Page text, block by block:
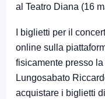
al Teatro Diana (16
I biglietti per il
online sulla
fisicamente presso
Lungosabato
acquistare i biglietti